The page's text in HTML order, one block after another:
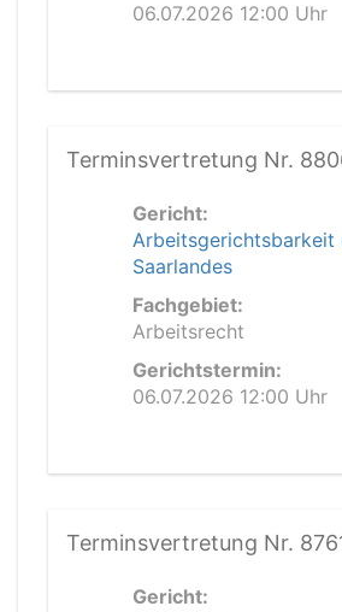
06.07.2026 12:00 Uhr
Terminsvertretung Nr.
Gericht:
Arbeitsgerichtsbarkeit
Saarlandes
Fachgebiet:
Arbeitsrecht
Gerichtstermin:
06.07.2026 12:00 Uhr
Terminsvertretung Nr.
Gericht: